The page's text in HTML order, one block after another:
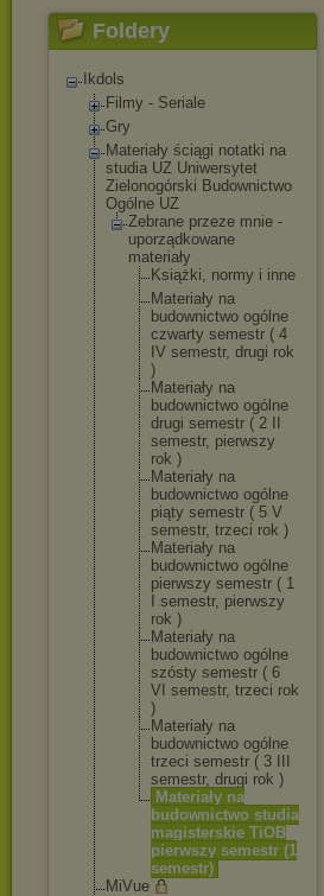
Foldery
Ikdols
Filmy - Seriale
Gry
Materiały ściągi notatki na
studia UZ Uniwersytet
Zielonogórski Budownictwo
Ogólne UZ
Zebrane przeze mnie -
uporządkowane
materiały
Książki, normy i inne
Materiały na
budownictwo ogólne
czwarty semestr ( 4
IV semestr, drugi rok
)
Materiały na
budownictwo ogólne
drugi semestr ( 2 II
semestr, pierwszy
rok )
Materiały na
budownictwo ogólne
piąty semestr ( 5 V
semestr, trzeci rok )
Materiały na
budownictwo ogólne
pierwszy semestr ( 1
I semestr, pierwszy
rok )
Materiały na
budownictwo ogólne
szósty semestr ( 6
VI semestr, trzeci rok
)
Materiały na
budownictwo ogólne
trzeci semestr ( 3 III
semestr, drugi rok )
Materiały na
budownictwo studia
magisterskie TiOB
pierwszy semestr (1
semestr)
MiVue